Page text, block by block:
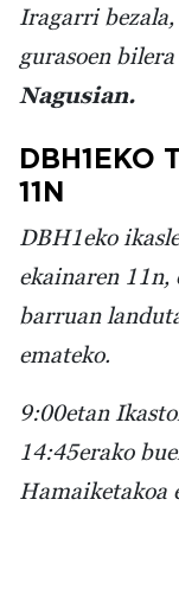
Iragarri
gurasoen
Nagusian.
DBH1EKO
11N
DBH1eko
ekainaren 11n,
barruan
emateko.
9:00etan
14:45erako
Hamaiketakoa